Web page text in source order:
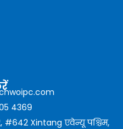
4369
#642 Xintang एवेन्यू पश्चिम,